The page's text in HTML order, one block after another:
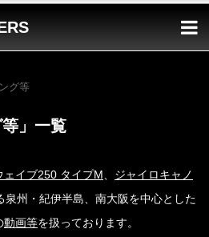
グ等
」 一覧
ェイブ250 タイプM、 ジャイロキャノ
泉州・紀伊半島、南大阪を中心とした
動画等を扱っております。